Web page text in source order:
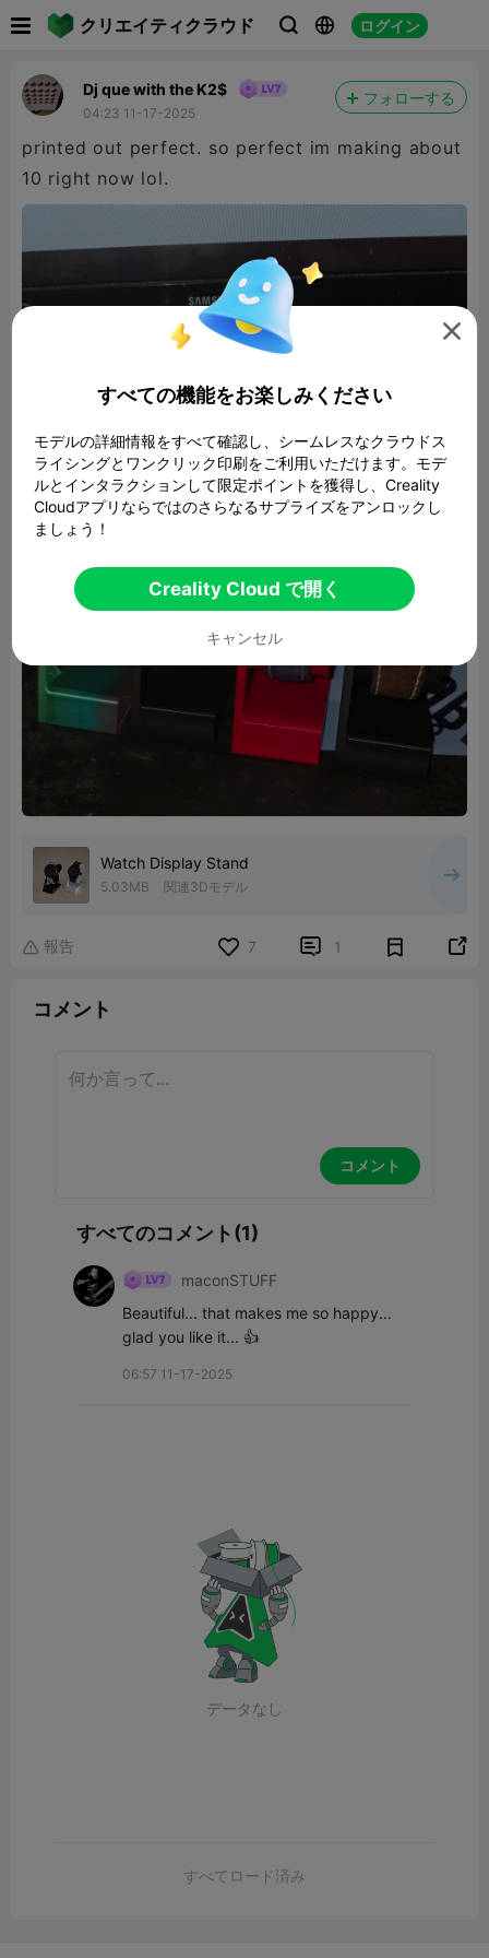
クリエイティクラウド   ログイン
Dj que with the K2$
04:23 11-17-2025
フォローする
printed out perfect. so perfect im making about
10 right now lol.
Watch Display Stand
5.03MB 関連3Dモデル
 報告 7  1 
コメント
コメント
すべてのコメント(1)
maconSTUFF
Beautiful... that makes me so happy...
glad you like it... 👍
06:57 11-17-2025
データなし
すべてロード済み

すべての機能をお楽しみください
モデルの詳細情報をすべて確認し、シームレスなクラウドス
ライシングとワンクリック印刷をご利用いただけます。モデ
ルとインタラクションして限定ポイントを獲得し、Creality
Cloudアプリならではのさらなるサプライズをアンロックし
ましょう！
Creality Cloud で開く
キャンセル